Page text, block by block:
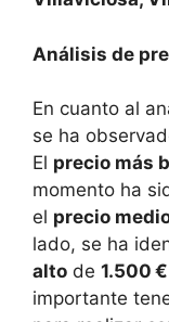
Análisis de
En cuanto al
se ha
El precio más
momento ha
el precio
lado, se ha
alto de 1.500 €
importante